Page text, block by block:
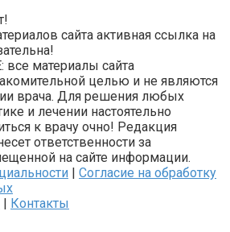
сайта активная ссылка на
материалы сайта
целью и не являются
врача. Для решения любых
и лечении настоятельно
к врачу очно! Редакция
ответственности за
на сайте информации.
| Согласие на обработку
| Контакты